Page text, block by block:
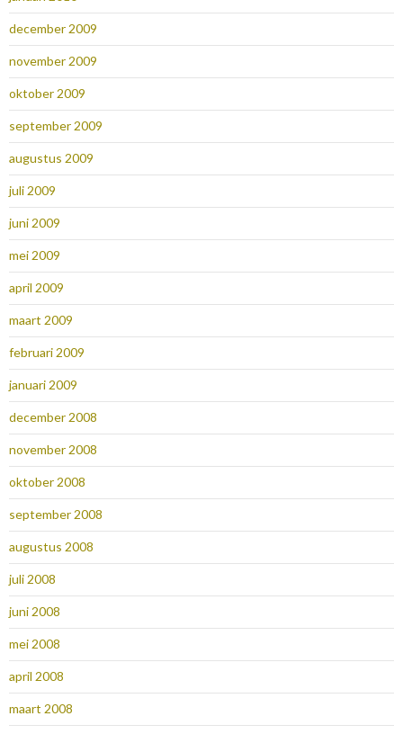
december 2009
november 2009
oktober 2009
september 2009
augustus 2009
juli 2009
juni 2009
mei 2009
april 2009
maart 2009
februari 2009
januari 2009
december 2008
november 2008
oktober 2008
september 2008
augustus 2008
juli 2008
juni 2008
mei 2008
april 2008
maart 2008